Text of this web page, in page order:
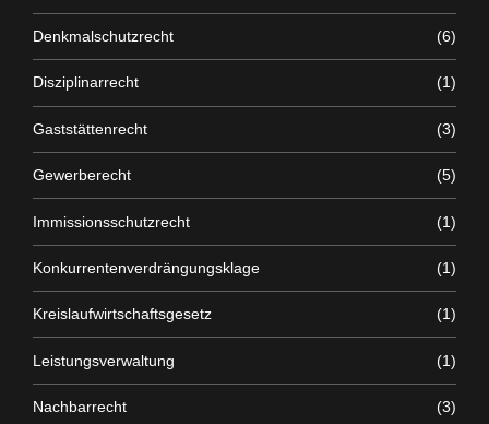
Denkmalschutzrecht (6)
Disziplinarrecht (1)
Gaststättenrecht (3)
Gewerberecht (5)
Immissionsschutzrecht (1)
Konkurrentenverdrängungsklage (1)
Kreislaufwirtschaftsgesetz (1)
Leistungsverwaltung (1)
Nachbarrecht (3)